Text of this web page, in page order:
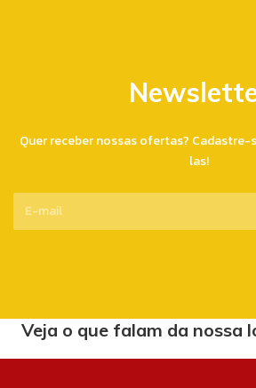
Quer receber nossas ofertas? Cadastre-
las!
Veja o que falam da nossa